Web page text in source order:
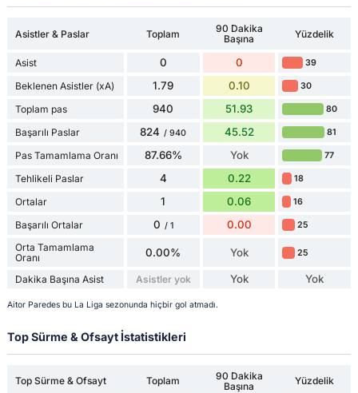
Asistler & Paslar Toplam
90 Dakika
Başına
Yüzdelik
Asist 0 0 39
Beklenen Asistler (xA) 1.79 0.10 30
Toplam pas 940 51.93 80
Başarılı Paslar 824 / 940 45.52 81
Pas Tamamlama Oranı 87.66% Yok 77
Tehlikeli Paslar 4 0.22 18
Ortalar 1 0.06 16
Başarılı Ortalar 0 / 1 0.00 25
Orta Tamamlama
Oranı
0.00% Yok 25
Dakika Başına Asist Asistler yok Yok Yok
Aitor Paredes bu La Liga sezonunda hiçbir gol atmadı.
Top Sürme & Ofsayt İstatistikleri
Top Sürme & Ofsayt Toplam
90 Dakika
Başına
Yüzdelik